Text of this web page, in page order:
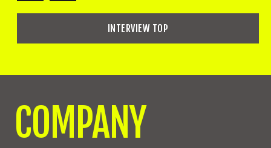
INTERVIEW TOP
COMPANY